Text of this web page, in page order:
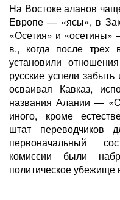
На Востоке аланов
Европе — «ясы», в
«Осетия» и «осетины»
в., когда после трех
установили
русские успели
осваивая Кавказ,
названия Алании —
иного, кроме
штат переводчиков
первоначальный
комиссии были
политическое убежище